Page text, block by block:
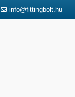
info@fittingbolt.hu